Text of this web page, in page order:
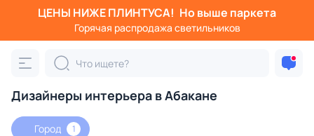
ЦЕНЫ НИЖЕ ПЛИНТУСА! Но выше паркета
Горячая распродажа светильников
Дизайнеры интерьера в Абакане
Город 1